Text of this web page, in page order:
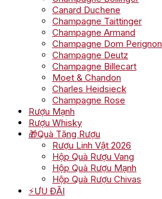
Canard Duchene
Champagne Taittinger
Champagne Armand
Champagne Dom Perignon
Champagne Deutz
Champagne Billecart
Moet & Chandon
Charles Heidsieck
Champagne Rose
Rượu Mạnh
Rượu Whisky
🎁Quà Tặng Rượu
Rượu Linh Vật 2026
Hộp Quà Rượu Vang
Hộp Quà Rượu Mạnh
Hộp Quà Rượu Chivas
⚡ƯU ĐÃI